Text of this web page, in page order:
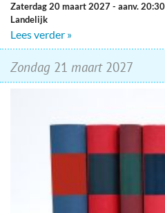
zaterdag 20 maart 2027- aanv.
Landelijk
Lees verder »
zondag 21 maart2027